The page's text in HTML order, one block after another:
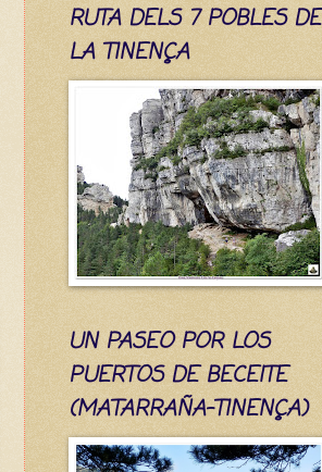
RUTA DELS 7 POBLES DE
LA TINENÇA
UN PASEO POR LOS
PUERTOS DE BECEITE
(MATARRAÑA-TINENÇA)